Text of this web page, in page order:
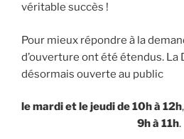
véritable succès !
Pour mieux répondre à la
d’ouverture ont été étendus. La
désormais ouverte au public
le mardi et le jeudi de 10h à 12h
9h à 11h.